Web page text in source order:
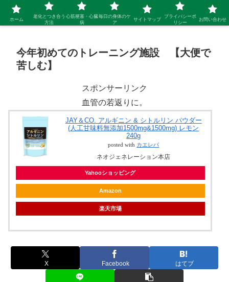
シニア 新しい人生を開拓するブログ
今年初めてのトレーニング施設 【大便で
苦しむ】
スポンサーリンク
血管の若返りに。
JAY＆CO. アルギニン & シトルリン パウダー
(人工甘味料無添加1500mg&1500mg) レモン
240g
posted with カエレバ
ネオジェネレーション本店
Yahooショッピング
Amazon
楽天市場
X Facebook はてブ
ホーム
老化とつき合う
方法
心筋梗塞・心臓
病
毎日の身体のケ
ア
サイトマップ
プライバシーポ
リシー
お問い合わせ